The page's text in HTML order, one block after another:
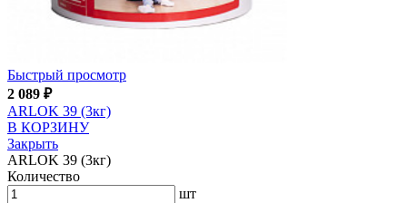
Быстрый просмотр
2 089 ₽
ARLOK 39 (3кг)
В КОРЗИНУ
Закрыть
ARLOK 39 (3кг)
Количество
шт